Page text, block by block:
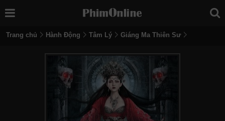
Trang chủ Hành Động Tâm Lý Giáng Ma Thiên Sư